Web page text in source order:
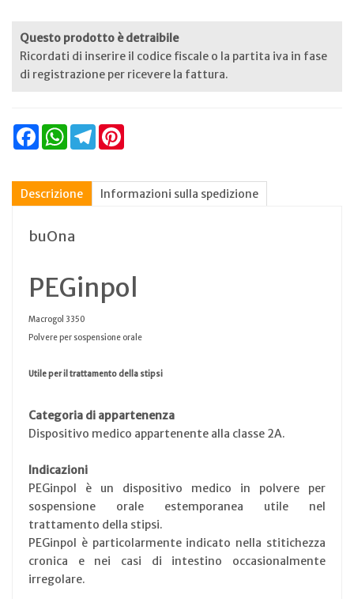
Questo prodotto è detraibile
Ricordati di inserire il codice fiscale o la partita iva in fase
di registrazione per ricevere la fattura.
FacebookWhatsAppTelegram
Descrizione Informazioni sulla spedizione
buOna
PEGinpol
Macrogol 3350
Polvere per sospensione orale
Utile per il trattamento della stipsi
Categoria di appartenenza
Dispositivo medico appartenente alla classe 2A.
Indicazioni
PEGinpol è un dispositivo medico in polvere per
sospensione orale estemporanea utile nel
trattamento della stipsi.
PEGinpol è particolarmente indicato nella stitichezza
cronica e nei casi di intestino occasionalmente
irregolare.